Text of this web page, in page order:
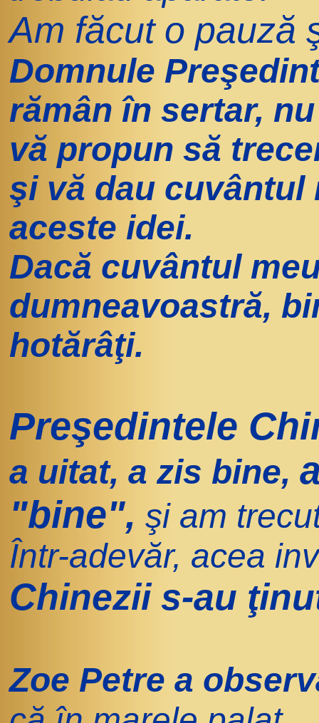
Am făcut o pauză
Domnule
rămân în sertar,
vă propun să
şi vă dau cuvântul
aceste idei.
Dacă cuvântul
dumneavoastră,
hotărâţi.
Preşedintele
a uitat, a zis bine,
"bine", şi am
Într-adevăr, acea
Chinezii s-au
Zoe Petre a